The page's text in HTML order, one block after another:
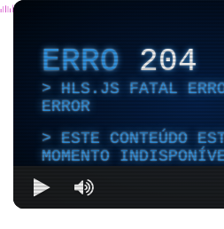
ERRO204
HLS.JS FATAL
ERROR
ESTE CONTEÚDO
MOMENTO